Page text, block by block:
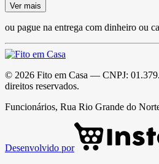
Ver mais
ou pague na entrega com dinheiro ou
© 2026 Fito em Casa — CNPJ:
direitos reservados.
Funcionários, Rua Rio Grande do
Desenvolvido por